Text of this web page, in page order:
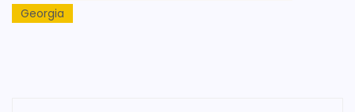
Georgia